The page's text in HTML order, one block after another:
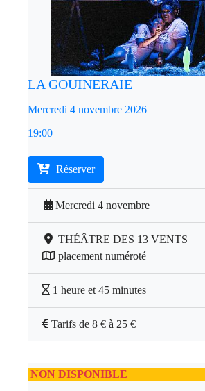
LA GOUINERAIE
Mercredi 4 novembre 2026
19:00
Réserver
Mercredi 4 novembre
THÉÂTRE DES 13 VENTS
placement numéroté
1 heure et 45 minutes
Tarifs de 8 € à 25 €
NON DISPONIBLE